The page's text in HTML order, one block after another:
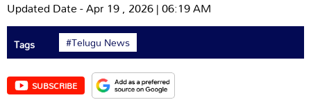
Updated Date - Apr 19 , 2026 | 06:19 AM
Tags #Telugu News
SUBSCRIBE